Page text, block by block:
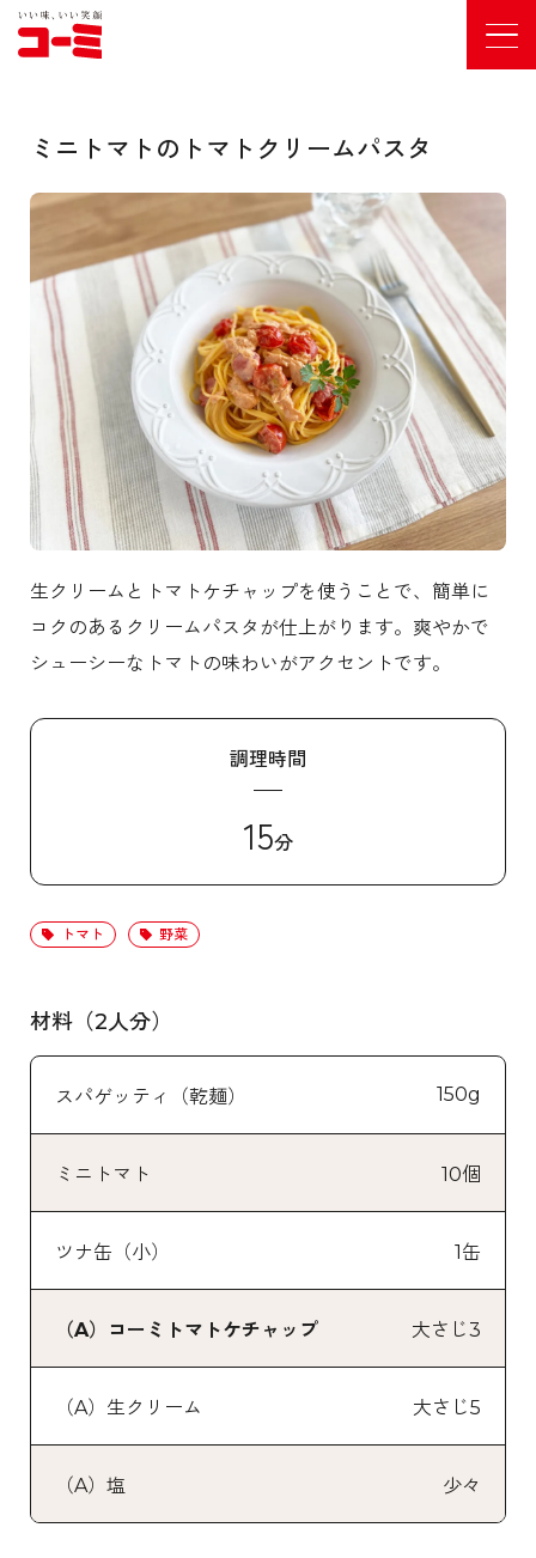
ミニトマトのトマトクリームパスタ
生クリームとトマトケチャップを使うことで、簡単に
コクのあるクリームパスタが仕上がります。爽やかで
シューシーなトマトの味わいがアクセントです。
調理時間
15分
トマト 野菜
材料（2人分）
スパゲッティ（乾麺） 150g
ミニトマト 10個
ツナ缶（小） 1缶
（A）コーミトマトケチャップ 大さじ3
（A）生クリーム 大さじ5
（A）塩 少々